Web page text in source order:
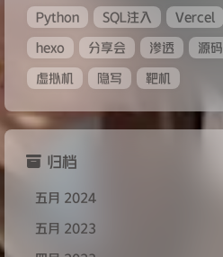
Python SQL注入 Vercel
hexo
分享会 渗透 源码
虚拟机
隐写 靶机
归档
五月 2024
五月 2023